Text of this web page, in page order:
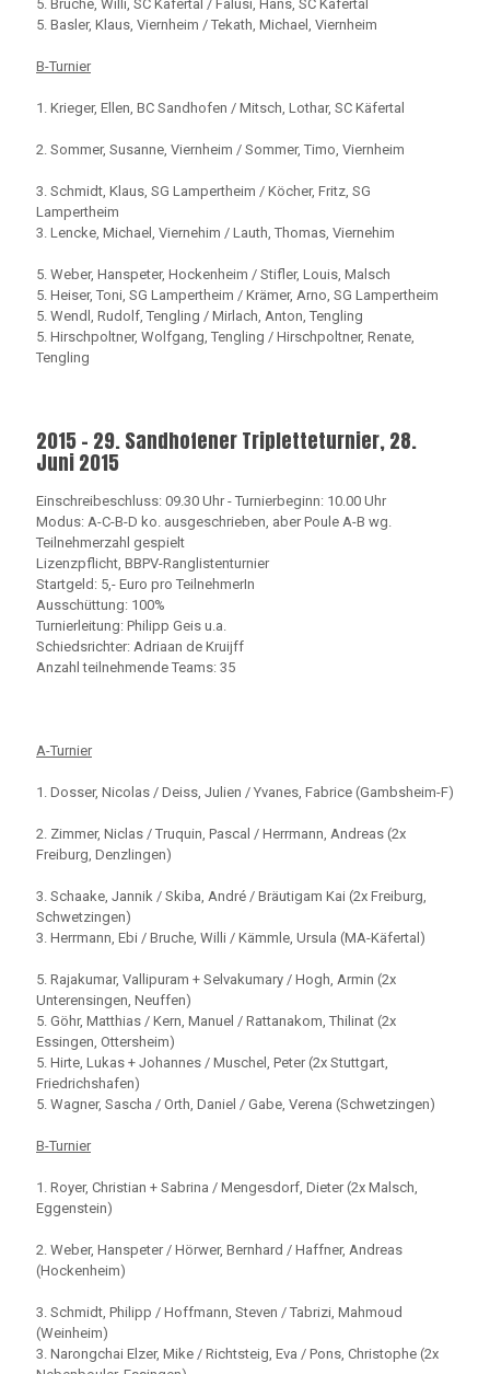
5. Bruche, Willi, SC Käfertal / Falusi, Hans, SC Käfertal
5. Basler, Klaus, Viernheim / Tekath, Michael, Viernheim
B-Turnier
1. Krieger, Ellen, BC Sandhofen / Mitsch, Lothar, SC Käfertal
2. Sommer, Susanne, Viernheim / Sommer, Timo, Viernheim
3. Schmidt, Klaus, SG Lampertheim / Köcher, Fritz, SG
Lampertheim
3. Lencke, Michael, Viernehim / Lauth, Thomas, Viernehim
5. Weber, Hanspeter, Hockenheim / Stifler, Louis, Malsch
5. Heiser, Toni, SG Lampertheim / Krämer, Arno, SG Lampertheim
5. Wendl, Rudolf, Tengling / Mirlach, Anton, Tengling
5. Hirschpoltner, Wolfgang, Tengling / Hirschpoltner, Renate,
Tengling
2015 - 29. Sandhofener Tripletteturnier, 28.
Juni 2015
Einschreibeschluss: 09.30 Uhr - Turnierbeginn: 10.00 Uhr
Modus: A-C-B-D ko. ausgeschrieben, aber Poule A-B wg.
Teilnehmerzahl gespielt
Lizenzpflicht, BBPV-Ranglistenturnier
Startgeld: 5,- Euro pro TeilnehmerIn
Ausschüttung: 100%
Turnierleitung: Philipp Geis u.a.
Schiedsrichter: Adriaan de Kruijff
Anzahl teilnehmende Teams: 35
A-Turnier
1. Dosser, Nicolas / Deiss, Julien / Yvanes, Fabrice (Gambsheim-F)
2. Zimmer, Niclas / Truquin, Pascal / Herrmann, Andreas (2x
Freiburg, Denzlingen)
3. Schaake, Jannik / Skiba, André / Bräutigam Kai (2x Freiburg,
Schwetzingen)
3. Herrmann, Ebi / Bruche, Willi / Kämmle, Ursula (MA-Käfertal)
5. Rajakumar, Vallipuram + Selvakumary / Hogh, Armin (2x
Unterensingen, Neuffen)
5. Göhr, Matthias / Kern, Manuel / Rattanakom, Thilinat (2x
Essingen, Ottersheim)
5. Hirte, Lukas + Johannes / Muschel, Peter (2x Stuttgart,
Friedrichshafen)
5. Wagner, Sascha / Orth, Daniel / Gabe, Verena (Schwetzingen)
B-Turnier
1. Royer, Christian + Sabrina / Mengesdorf, Dieter (2x Malsch,
Eggenstein)
2. Weber, Hanspeter / Hörwer, Bernhard / Haffner, Andreas
(Hockenheim)
3. Schmidt, Philipp / Hoffmann, Steven / Tabrizi, Mahmoud
(Weinheim)
3. Narongchai Elzer, Mike / Richtsteig, Eva / Pons, Christophe (2x